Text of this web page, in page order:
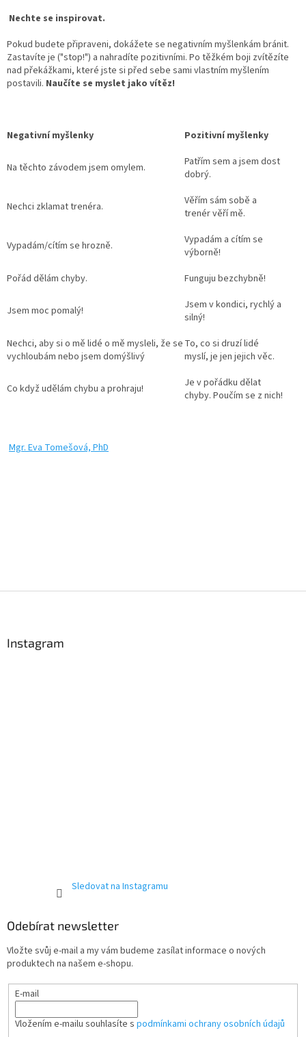
Nechte se inspirovat.
Pokud budete připraveni, dokážete se negativním myšlenkám bránit.
Zastavíte je ("stop!") a nahradíte pozitivními. Po těžkém boji zvítězíte
nad překážkami, které jste si před sebe sami vlastním myšlením
postavili. Naučíte se myslet jako vítěz!
Negativní myšlenky Pozitivní myšlenky
Na těchto závodem jsem omylem.
Patřím sem a jsem dost
dobrý.
Nechci zklamat trenéra.
Věřím sám sobě a
trenér věří mě.
Vypadám/cítím se hrozně.
Vypadám a cítím se
výborně!
Pořád dělám chyby.
Funguju bezchybně!
Jsem moc pomalý!
Jsem v kondici, rychlý a
silný!
Nechci, aby si o mě lidé o mě mysleli, že se
vychloubám nebo jsem domýšlivý
To, co si druzí lidé
myslí, je jen jejich věc.
Co když udělám chybu a prohraju!
Je v pořádku dělat
chyby. Poučím se z nich!
Mgr. Eva Tomešová, PhD
Instagram
Sledovat na Instagramu
Odebírat newsletter
Vložte svůj e-mail a my vám budeme zasílat informace o nových
produktech na našem e-shopu.
E-mail
Vložením e-mailu souhlasíte s podmínkami ochrany osobních údajů
Powered by chaterimo